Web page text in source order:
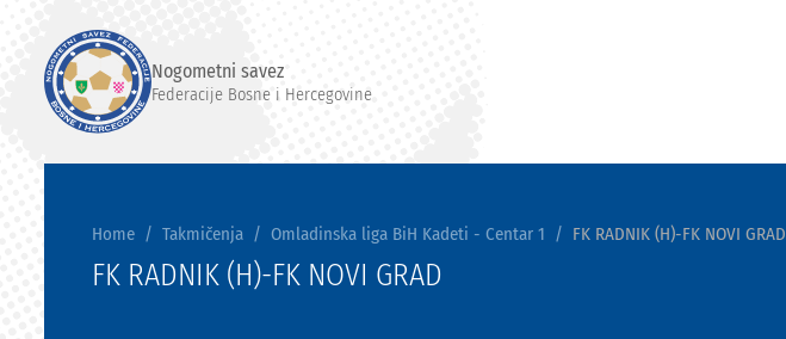
Nogometni savez
Federacije Bosne i Hercegovine
Home Takmičenja Omladinska liga BiH Kadeti - Centar 1 FK RADNIK (H)-FK NOVI GRAD
FK RADNIK (H)-FK NOVI GRAD